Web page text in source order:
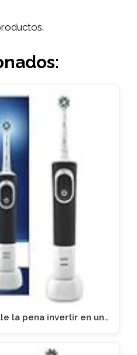
la pena invertir en un…